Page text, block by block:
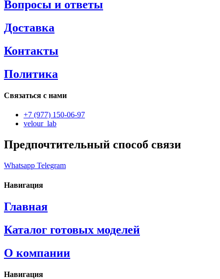
Вопросы и ответы
Доставка
Контакты
Политика
Связаться с нами
+7 (977) 150-06-97
velour_lab
Предпочтительный способ связи
Whatsapp Telegram
Навигация
Главная
Каталог готовых моделей
О компании
Навигация